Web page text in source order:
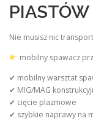
Nie musisz nic
mobilny spawacz
✔ mobilny warsztat
✔ MIG/MAG
✔ cięcie plazmowe
✔ szybkie naprawy na